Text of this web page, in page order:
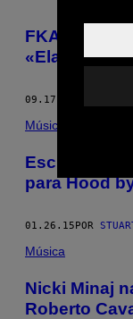
​FKA Twigs
«Elastic
09.17.15
Música
Escucha el
para Hood
01.26.15POR
Música
Nicki Minaj
Roberto